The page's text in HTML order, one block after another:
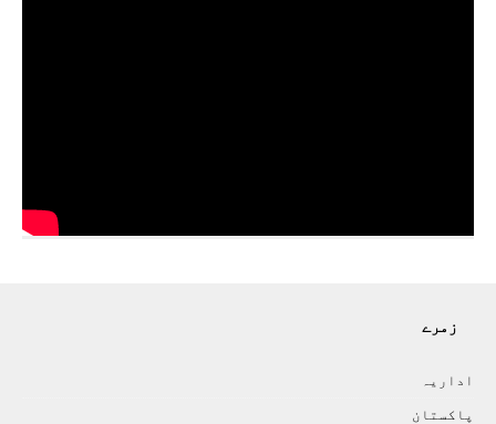
زمرے
اداريہ
پاکستان